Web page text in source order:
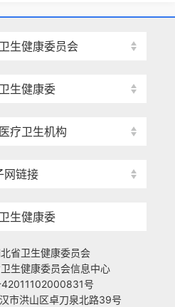
生健康委员会
生健康委
疗卫生机构
网链接
生健康委
省卫生健康委员会
生健康委员会信息中心
号
市洪山区卓刀泉北路39号